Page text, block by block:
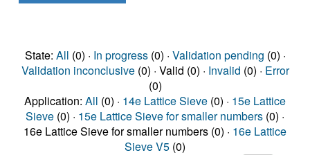
State: All (0) · In progress(0) · Validation pending (0) ·
Validation inconclusive(0) · Valid (0) · Invalid (0) · Error
(0)
Application: All (0) · 14e Lattice Sieve (0) · 15e Lattice
Sieve (0) · 15e Lattice Sieve for smaller numbers (0) ·
16e Lattice Sieve for smaller numbers (0) · 16e Lattice
Sieve V5 (0)